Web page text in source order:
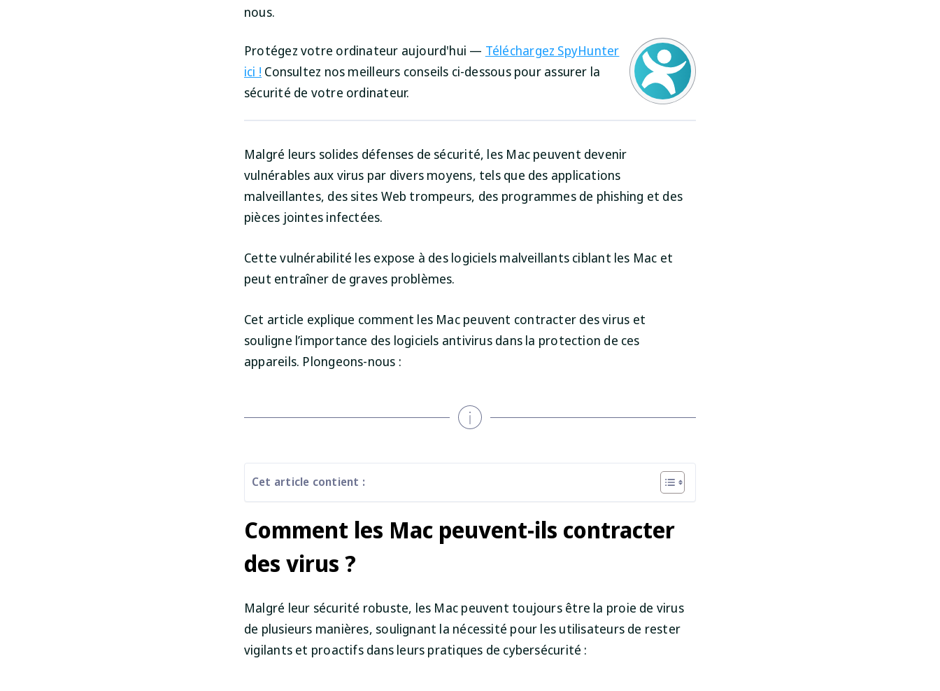
nous.
Protégez votre ordinateur aujourd'hui — Téléchargez SpyHunter
ici ! Consultez nos meilleurs conseils ci-dessous pour assurer la
sécurité de votre ordinateur.
Malgré leurs solides défenses de sécurité, les Mac peuvent devenir
vulnérables aux virus par divers moyens, tels que des applications
malveillantes, des sites Web trompeurs, des programmes de phishing et des
pièces jointes infectées.
Cette vulnérabilité les expose à des logiciels malveillants ciblant les Mac et
peut entraîner de graves problèmes.
Cet article explique comment les Mac peuvent contracter des virus et
souligne l’importance des logiciels antivirus dans la protection de ces
appareils. Plongeons-nous :
Cet article contient :
Comment les Mac peuvent-ils contracter
des virus ?
Malgré leur sécurité robuste, les Mac peuvent toujours être la proie de virus
de plusieurs manières, soulignant la nécessité pour les utilisateurs de rester
vigilants et proactifs dans leurs pratiques de cybersécurité :